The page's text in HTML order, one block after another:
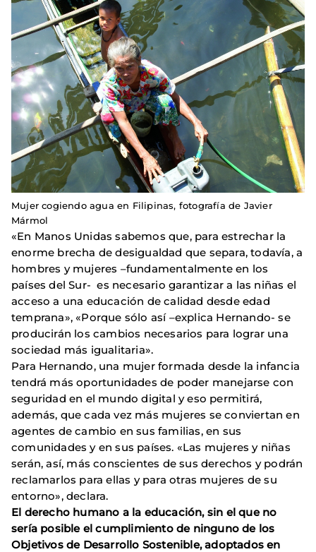
Mujer cogiendo agua en Filipinas, fotografía de Javier
Mármol
«En Manos Unidas sabemos que, para estrechar la
enorme brecha de desigualdad que separa, todavía, a
hombres y mujeres –fundamentalmente en los
países del Sur- es necesario garantizar a las niñas el
acceso a una educación de calidad desde edad
temprana», «Porque sólo así –explica Hernando- se
producirán los cambios necesarios para lograr una
sociedad más igualitaria».
Para Hernando, una mujer formada desde la infancia
tendrá más oportunidades de poder manejarse con
seguridad en el mundo digital y eso permitirá,
además, que cada vez más mujeres se conviertan en
agentes de cambio en sus familias, en sus
comunidades y en sus países. «Las mujeres y niñas
serán, así, más conscientes de sus derechos y podrán
reclamarlos para ellas y para otras mujeres de su
entorno», declara.
El derecho humano a la educación, sin el que no
sería posible el cumplimiento de ninguno de los
Objetivos de Desarrollo Sostenible, adoptados en